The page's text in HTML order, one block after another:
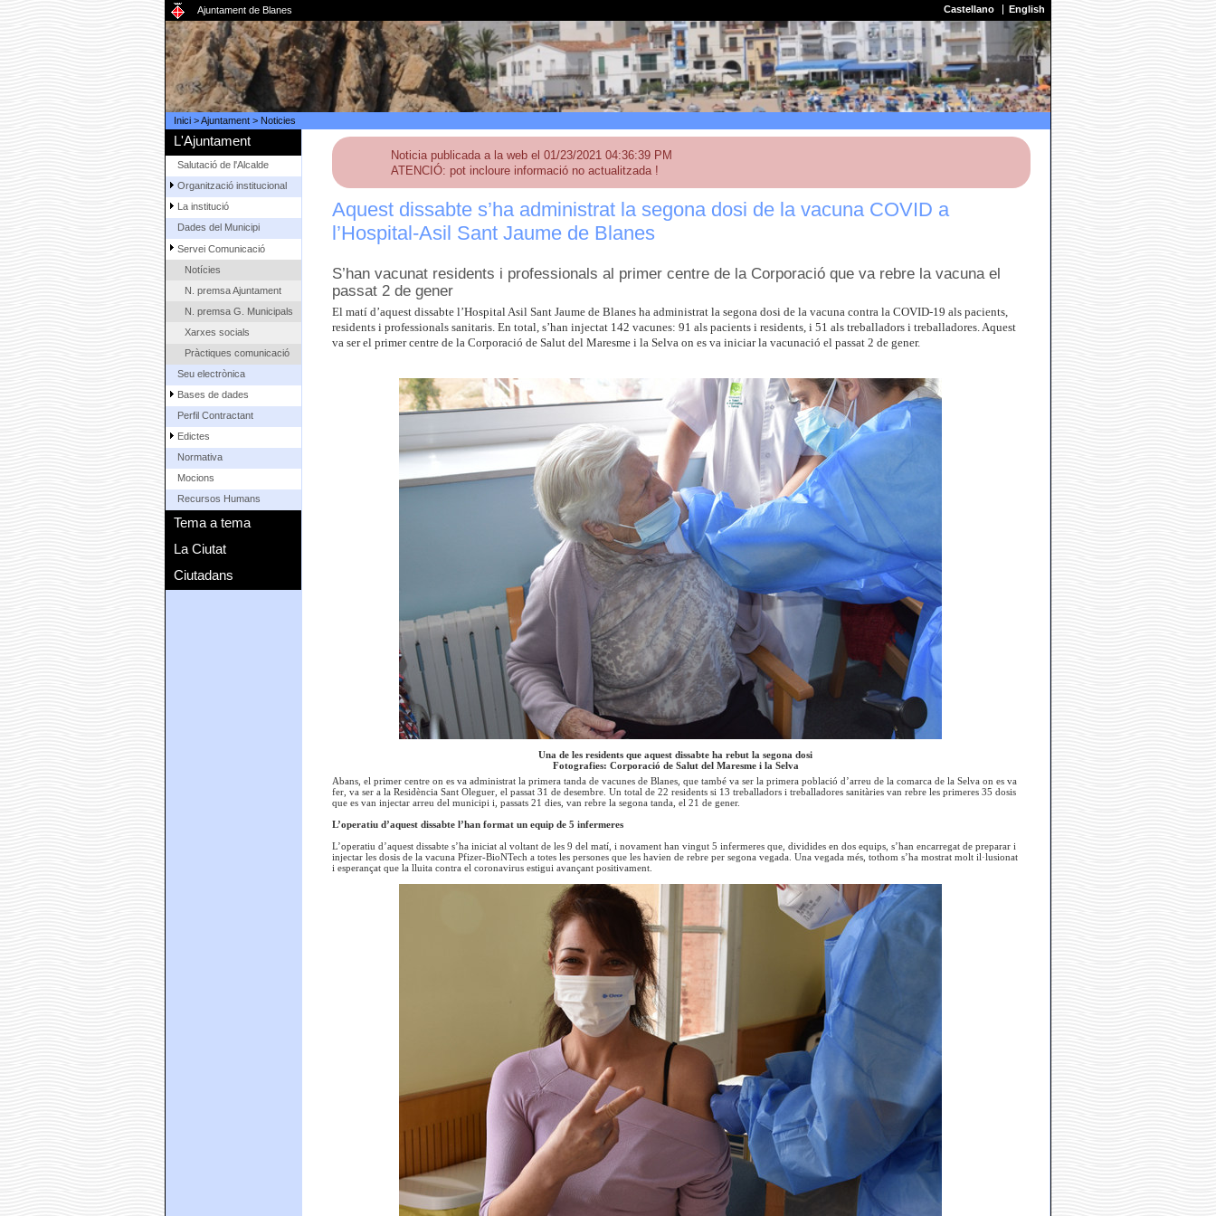
Ajuntament de Blanes Castellano English
Inici>Ajuntament> Noticies
L'Ajuntament
Salutació de l'Alcalde
Organització institucional
La institució
Dades del Municipi
Servei Comunicació
Notícies
N. premsa Ajuntament
N. premsa G. Municipals
Xarxes socials
Pràctiques comunicació
Seu electrònica
Bases de dades
Perfil Contractant
Edictes
Normativa
Mocions
Recursos Humans
Tema a tema
La Ciutat
Ciutadans
Noticia publicada a la web el 01/23/2021 04:36:39 PM
ATENCIÓ: pot incloure informació no actualitzada !
Aquest dissabte s’ha administrat la segona dosi de la vacuna COVID a
l’Hospital-Asil Sant Jaume de Blanes
S’han vacunat residents i professionals al primer centre de la Corporació que va rebre la vacuna el
passat 2 de gener
El matí d’aquest dissabte l’Hospital Asil Sant Jaume de Blanes ha administrat la segona dosi de la vacuna contra la COVID-19 als pacients,
residents i professionals sanitaris. En total, s’han injectat 142 vacunes: 91 als pacients i residents, i 51 als treballadors i treballadores. Aquest
va ser el primer centre de la Corporació de Salut del Maresme i la Selva on es va iniciar la vacunació el passat 2 de gener.
Una de les residents que aquest dissabte ha rebut la segona dosi
Fotografies: Corporació de Salut del Maresme i la Selva
Abans, el primer centre on es va administrat la primera tanda de vacunes de Blanes, que també va ser la primera població d’arreu de la comarca de la Selva on es va
fer, va ser a la Residència Sant Oleguer, el passat 31 de desembre. Un total de 22 residents si 13 treballadors i treballadores sanitàries van rebre les primeres 35 dosis
que es van injectar arreu del municipi i, passats 21 dies, van rebre la segona tanda, el 21 de gener.
L’operatiu d’aquest dissabte l’han format un equip de 5 infermeres
L’operatiu d’aquest dissabte s’ha iniciat al voltant de les 9 del matí, i novament han vingut 5 infermeres que, dividides en dos equips, s’han encarregat de preparar i
injectar les dosis de la vacuna Pfizer-BioNTech a totes les persones que les havien de rebre per segona vegada. Una vegada més, tothom s’ha mostrat molt il·lusionat
i esperançat que la lluita contra el coronavirus estigui avançant positivament.